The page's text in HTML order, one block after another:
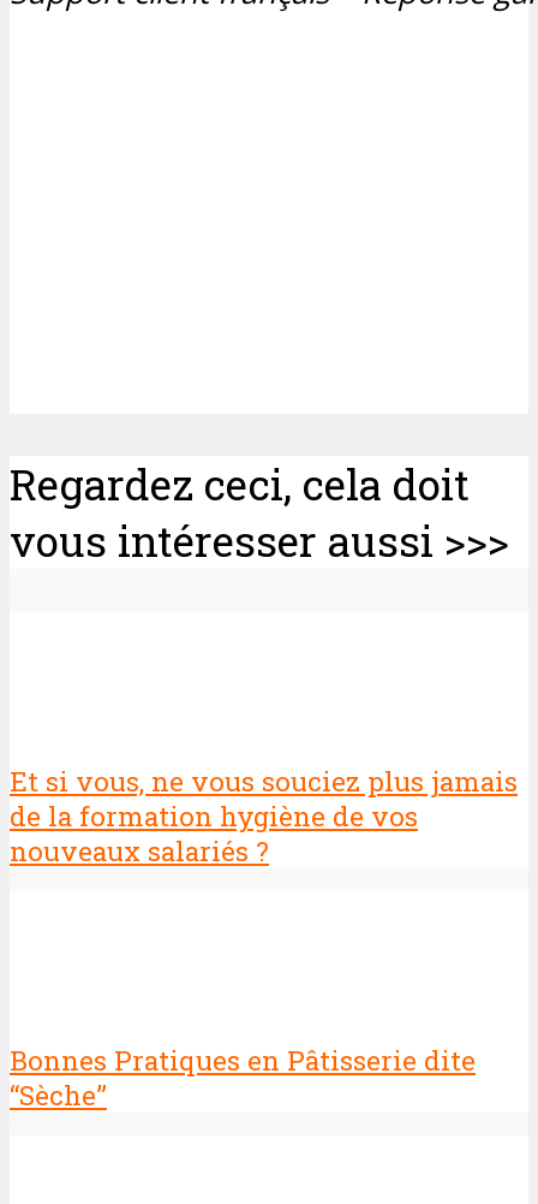
Regardez ceci, cela doit
vous intéresser aussi >>>
Et si vous, ne vous souciez plus jamais
de la formation hygiène de vos
nouveaux salariés ?
Bonnes Pratiques en Pâtisserie dite
“Sèche”